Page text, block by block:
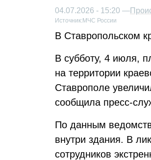
04.07.2026 - 15:20 —
Источник: МЧС России
В Ставропольском
В субботу, 4 июля,
на территории
Ставрополе
сообщила пресс-
По данным
внутри здания. В
сотрудников